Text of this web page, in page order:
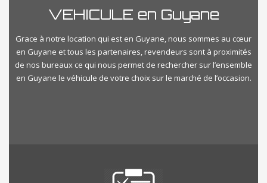
VEHICULE en Guyane
Grace à notre location qui est en Guyane, nous sommes au cœur
en Guyane et tous les partenaires, revendeurs sont à proximités
de nos bureaux ce qui nous permet de rechercher sur l’ensemble
en Guyane le véhicule de votre choix sur le marché de l’occasion.